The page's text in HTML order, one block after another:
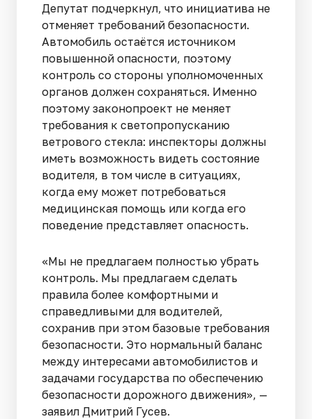
Депутат подчеркнул, что инициатива не
отменяет требований безопасности.
Автомобиль остаётся источником
повышенной опасности, поэтому
контроль со стороны уполномоченных
органов должен сохраняться. Именно
поэтому законопроект не меняет
требования к светопропусканию
ветрового стекла: инспекторы должны
иметь возможность видеть состояние
водителя, в том числе в ситуациях,
когда ему может потребоваться
медицинская помощь или когда его
поведение представляет опасность.
«Мы не предлагаем полностью убрать
контроль. Мы предлагаем сделать
правила более комфортными и
справедливыми для водителей,
сохранив при этом базовые требования
безопасности. Это нормальный баланс
между интересами автомобилистов и
задачами государства по обеспечению
безопасности дорожного движения», —
заявил Дмитрий Гусев.